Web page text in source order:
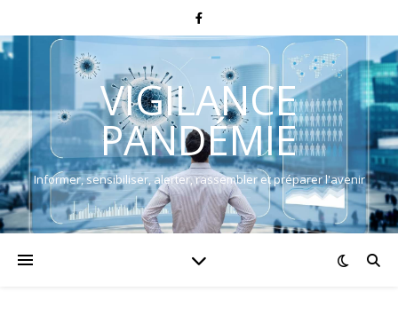
VIGILANCE
PANDÉMIE
Informer, sensibiliser, alerter, rassembler et préparer l'avenir